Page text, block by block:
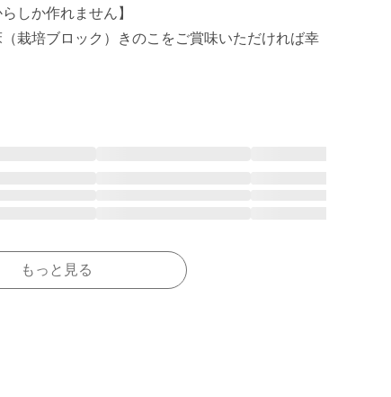
しか作れません】
栽培ブロック）きのこをご賞味いただければ幸
もっと見る